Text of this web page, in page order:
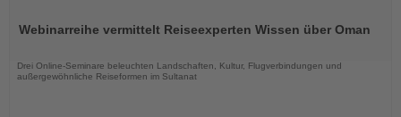
die
Webinarreihe vermittelt Reiseexperten Wissen über Oman
Drei Online-Seminare beleuchten Landschaften, Kultur, Flugverbindungen und
außergewöhnliche Reiseformen im Sultanat